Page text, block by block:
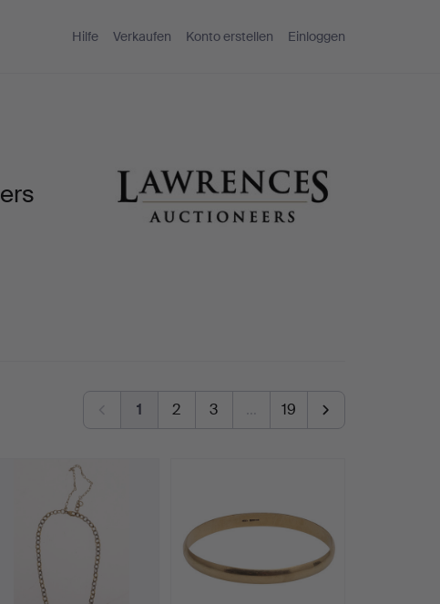
Hilfe Verkaufen Konto erstellen Einloggen
1 2 3 … 19